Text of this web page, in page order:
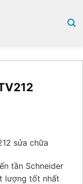
tần Schneider
lượng tốt nhất